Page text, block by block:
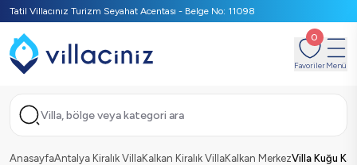
Tatil Villacınız Turizm Seyahat Acentası - Belge No: 11098
0
FavorilerMenü
Villa, bölge veya kategori ara
AnasayfaAntalya Kiralık VillaKalkan Kiralık VillaKalkan MerkezVilla Kuğu